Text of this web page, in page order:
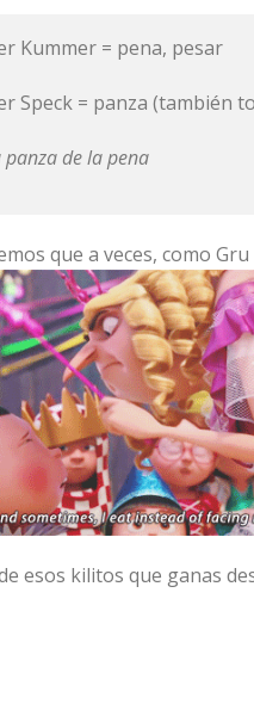
Kummer = pena, pesar
Speck = panza (también
panza de la pena
que a veces, como
esos kilitos que ganas